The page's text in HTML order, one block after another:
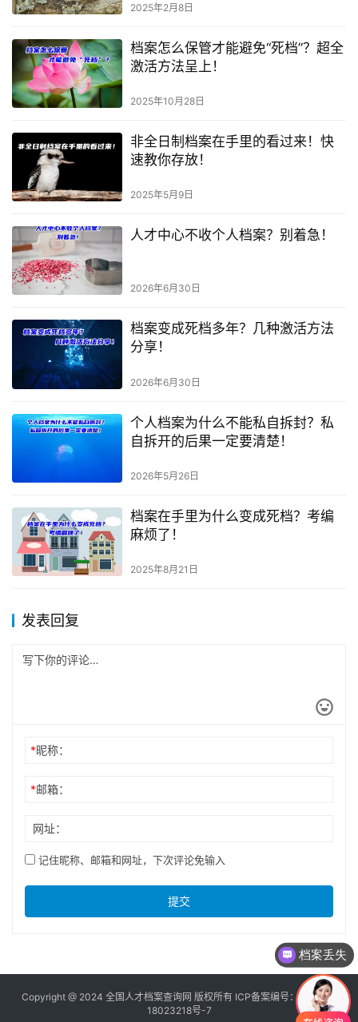
2025年2月8日
档案怎么保管才能避免“死档”？超全
激活方法呈上！
2025年10月28日
非全日制档案在手里的看过来！快
速教你存放！
2025年5月9日
人才中心不收个人档案？别着急！
2026年6月30日
档案变成死档多年？几种激活方法
分享！
2026年6月30日
个人档案为什么不能私自拆封？私
自拆开的后果一定要清楚！
2026年5月26日
档案在手里为什么变成死档？考编
麻烦了！
2025年8月21日
发表回复
*昵称：
*邮箱：
网址：
记住昵称、邮箱和网址，下次评论免输入
提交
Copyright @ 2024 全国人才档案查询网 版权所有 ICP备案编号：
京ICP备
18023218号-7
档案丢失